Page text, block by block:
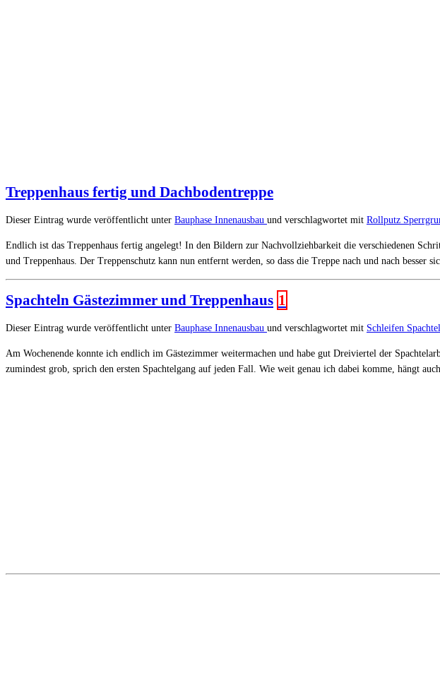
Treppenhaus fertig und Dachbodentreppe
Dieser Eintrag wurde veröffentlicht unter Bauphase Innenausbau und verschlagwortet mit Rollputz
Endlich ist das Treppenhaus fertig angelegt! In den Bildern zur Nachvollziehbarkeit die verschiedenen
und Treppenhaus. Der Treppenschutz kann nun entfernt werden, so dass die Treppe nach und nach besser
Spachteln Gästezimmer und Treppenhaus 1
Dieser Eintrag wurde veröffentlicht unter Bauphase Innenausbau und verschlagwortet mit Schleifen
Am Wochenende konnte ich endlich im Gästezimmer weitermachen und habe gut Dreiviertel der
zumindest grob, sprich den ersten Spachtelgang auf jeden Fall. Wie weit genau ich dabei komme, hängt